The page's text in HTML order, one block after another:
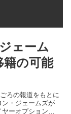
ェーム
籍の可能
ろの報道をもとに
ン・ジェームズが
ーオプションを